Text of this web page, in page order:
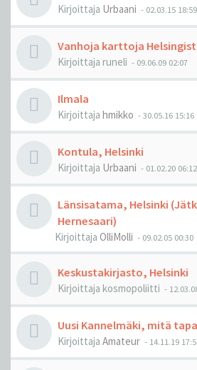
Kirjoittaja Urbaani - 02.03.15 18:59
Vanhoja karttoja
Kirjoittaja runeli - 09.06.09 02:07
Ilmala
Kirjoittaja hmikko -30.05.16 15:16
Kontula, Helsinki
Kirjoittaja Urbaani - 01.02.20 06:12
Länsisatama, Helsinki
Hernesaari)
Kirjoittaja OlliMolli - 09.02.05 00:30
Keskustakirjasto, Helsinki
Kirjoittaja kosmopoliitti -
Uusi Kannelmäki, mitä
Kirjoittaja Amateur - 14.11.19